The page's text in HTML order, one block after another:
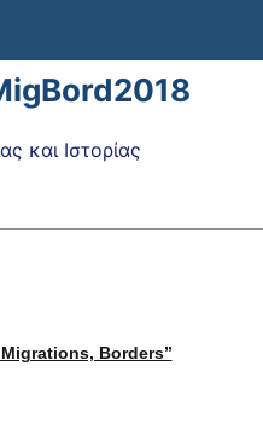
και Ιστορίας
Borders”